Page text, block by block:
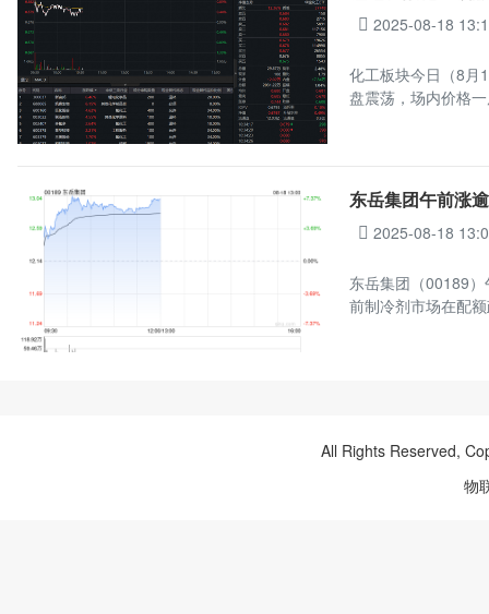
2025-08-18
化工板块今日（8月
盘震荡，场内价格
东岳集团午前涨
2025-08-18
东岳集团（00189
前制冷剂市场在配
All Rights Reserved,
物